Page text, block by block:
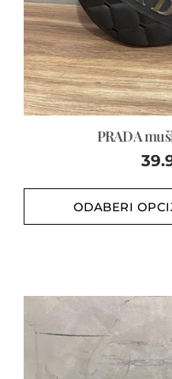
PRADA
ODABERI